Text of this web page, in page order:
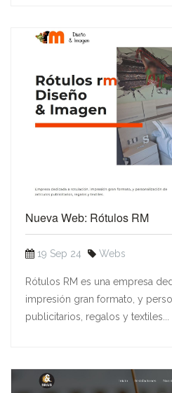
Nueva Web: Rótulos RM
19 Sep 24 Webs
Rótulos RM es una empresa
impresión gran formato, y
publicitarios, regalos y textiles...